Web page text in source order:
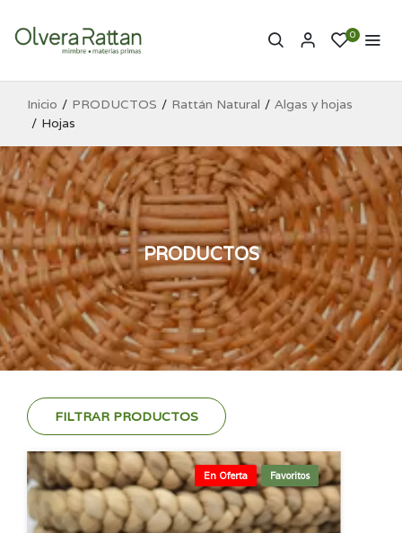
0
Inicio PRODUCTOS Rattán Natural
Algas y hojas
Hojas
PRODUCTOS
FILTRAR PRODUCTOS
En Oferta Favoritos